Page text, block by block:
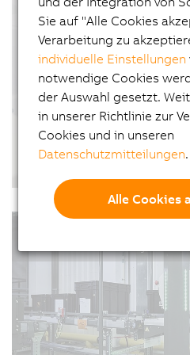
Lagerhallen nutzen jeden
aus. Mitarbeitende,
Transportsysteme teilen
Arbeitsbereiche. Genau
09.01.2026
| 3m
Manchmal ist es ein
Herstellung dieser kleinen
hochpräziser, technisch
Admedes und B&R, die
Division von…
Sie auf "Alle Cookies
Verarbeitung zu
individuelle Einstellungen
notwendige Cookies
der Auswahl gesetzt.
in unserer Richtlinie zur
Cookies und in unseren
Datenschutzmitteilungen.
Alle Cookies